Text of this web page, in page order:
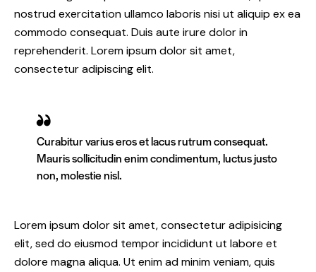
nostrud exercitation ullamco laboris nisi ut aliquip ex ea
commodo consequat. Duis aute irure dolor in
reprehenderit. Lorem ipsum dolor sit amet,
consectetur adipiscing elit.
Curabitur varius eros et lacus rutrum consequat.
Mauris sollicitudin enim condimentum, luctus justo
non, molestie nisl.
Lorem ipsum dolor sit amet, consectetur adipisicing
elit, sed do eiusmod tempor incididunt ut labore et
dolore magna aliqua. Ut enim ad minim veniam, quis